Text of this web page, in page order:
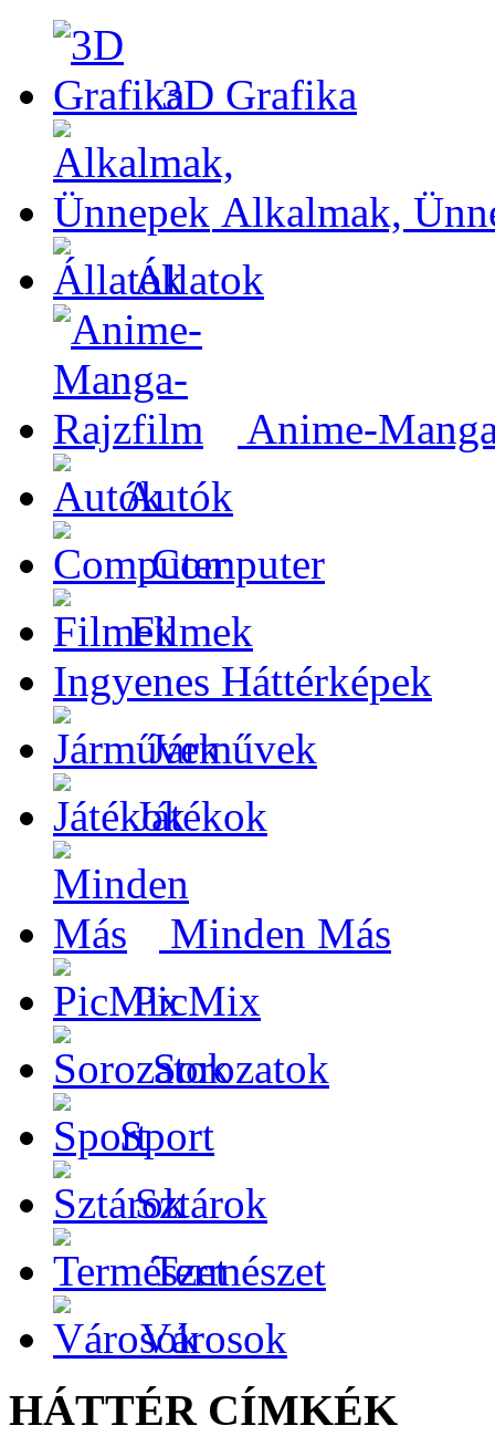
3D Grafika
Alkalmak,
Állatok
Anime-
Autók
Computer
Filmek
Ingyenes Háttérképek
Járművek
Játékok
Minden Más
PicMix
Sorozatok
Sport
Sztárok
Természet
Városok
HÁTTÉR CÍMKÉK